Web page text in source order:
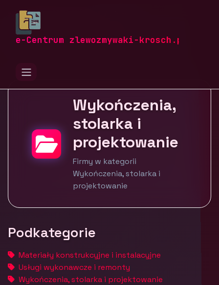
e-Centrum zlewozmywaki-krosch.pl
zlewozmywaki-krosch.pl
Budownictwo i nieruchomości
Wykończenia, stolarka i projektowanie
Wykończenia,
stolarka i
projektowanie
Firmy w kategorii
Wykończenia, stolarka i
projektowanie
Podkategorie
Materiały konstrukcyjne i instalacyjne
Usługi wykonawcze i remonty
Wykończenia, stolarka i projektowanie